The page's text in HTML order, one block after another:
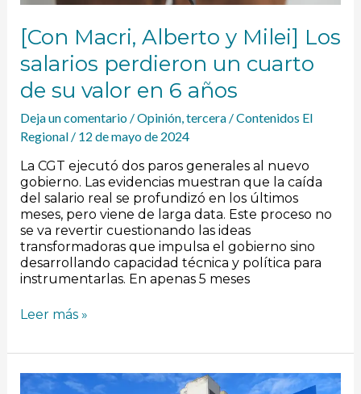
[Con Macri, Alberto y Milei] Los
salarios perdieron un cuarto
de su valor en 6 años
Deja un comentario /Opinión, tercera/Contenidos El
Regional / 12 de mayo de 2024
La CGT ejecutó dos paros generales al nuevo
gobierno. Las evidencias muestran que la caída
del salario real se profundizó en los últimos
meses, pero viene de larga data. Este proceso no
se va revertir cuestionando las ideas
transformadoras que impulsa el gobierno sino
desarrollando capacidad técnica y política para
instrumentarlas. En apenas 5 meses
su
valor
en
6
años
Leer más »
[Manejá